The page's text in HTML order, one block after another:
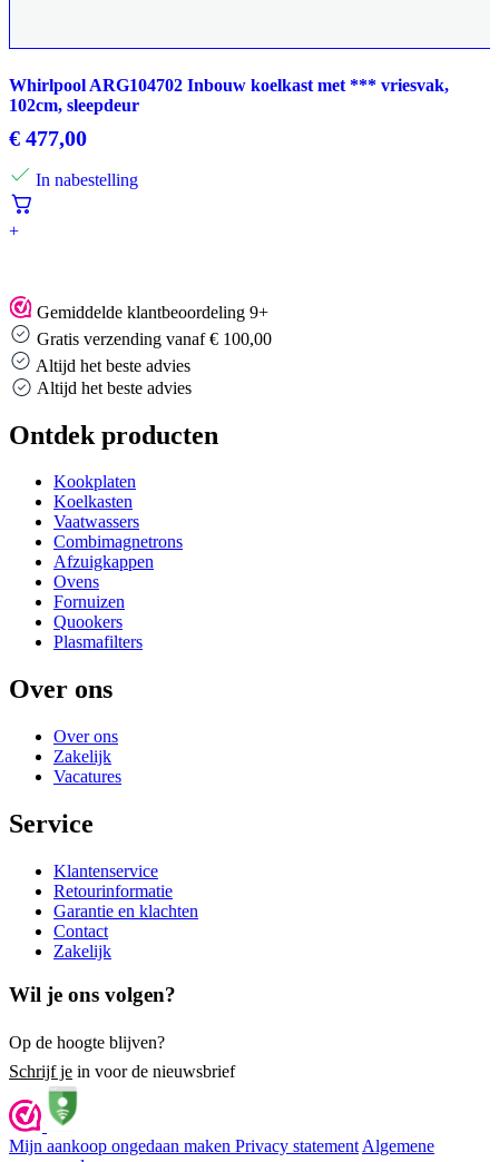
Whirlpool ARG104702 Inbouw koelkast met *** vriesvak,
102cm, sleepdeur
€ 477,00
In nabestelling
+
Gemiddelde klantbeoordeling 9+
Gratis verzending vanaf € 100,00
Altijd het beste advies
Altijd het beste advies
Ontdek producten
Kookplaten
Koelkasten
Vaatwassers
Combimagnetrons
Afzuigkappen
Ovens
Fornuizen
Quookers
Plasmafilters
Over ons
Over ons
Zakelijk
Vacatures
Service
Klantenservice
Retourinformatie
Garantie en klachten
Contact
Zakelijk
Wil je ons volgen?
Op de hoogte blijven?
Schrijf je in voor de nieuwsbrief
Mijn aankoop ongedaan maken Privacy statement Algemene